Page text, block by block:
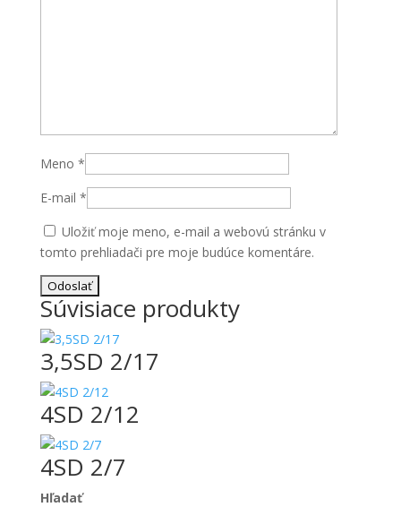
Meno *
E-mail *
Uložiť moje meno, e-mail a webovú stránku v
tomto prehliadači pre moje budúce komentáre.
Súvisiace produkty
3,5SD 2/17
4SD 2/12
4SD 2/7
Hľadať